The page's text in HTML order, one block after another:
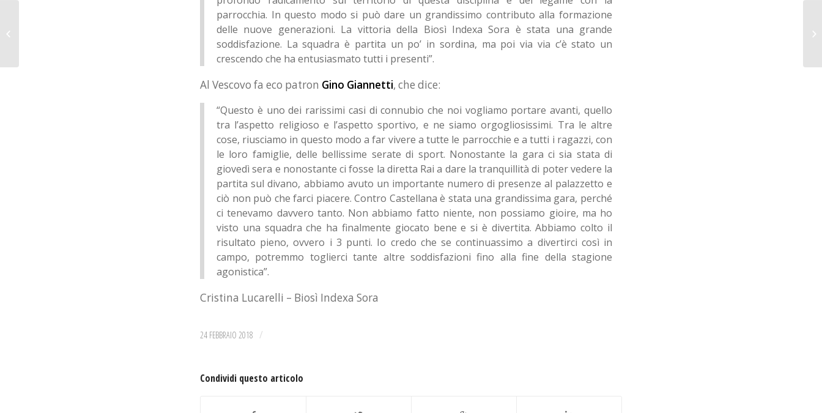
parrocchia. In questo modo si può dare un grandissimo contributo alla formazione
delle nuove generazioni. La vittoria della Biosì Indexa Sora è stata una grande
soddisfazione. La squadra è partita un po’ in sordina, ma poi via via c’è stato un
crescendo che ha entusiasmato tutti i presenti”.
Al Vescovo fa eco patron Gino Giannetti, che dice:
“Questo è uno dei rarissimi casi di connubio che noi vogliamo portare avanti, quello
tra l’aspetto religioso e l’aspetto sportivo, e ne siamo orgogliosissimi. Tra le altre
cose, riusciamo in questo modo a far vivere a tutte le parrocchie e a tutti i ragazzi, con
le loro famiglie, delle bellissime serate di sport. Nonostante la gara ci sia stata di
giovedì sera e nonostante ci fosse la diretta Rai a dare la tranquillità di poter vedere la
partita sul divano, abbiamo avuto un importante numero di presenze al palazzetto e
ciò non può che farci piacere. Contro Castellana è stata una grandissima gara, perché
ci tenevamo davvero tanto. Non abbiamo fatto niente, non possiamo gioire, ma ho
visto una squadra che ha finalmente giocato bene e si è divertita. Abbiamo colto il
risultato pieno, ovvero i 3 punti. Io credo che se continuassimo a divertirci così in
campo, potremmo toglierci tante altre soddisfazioni fino alla fine della stagione
agonistica”.
Cristina Lucarelli – Biosì Indexa Sora
24 FEBBRAIO 2018 /
Condividi questo articolo